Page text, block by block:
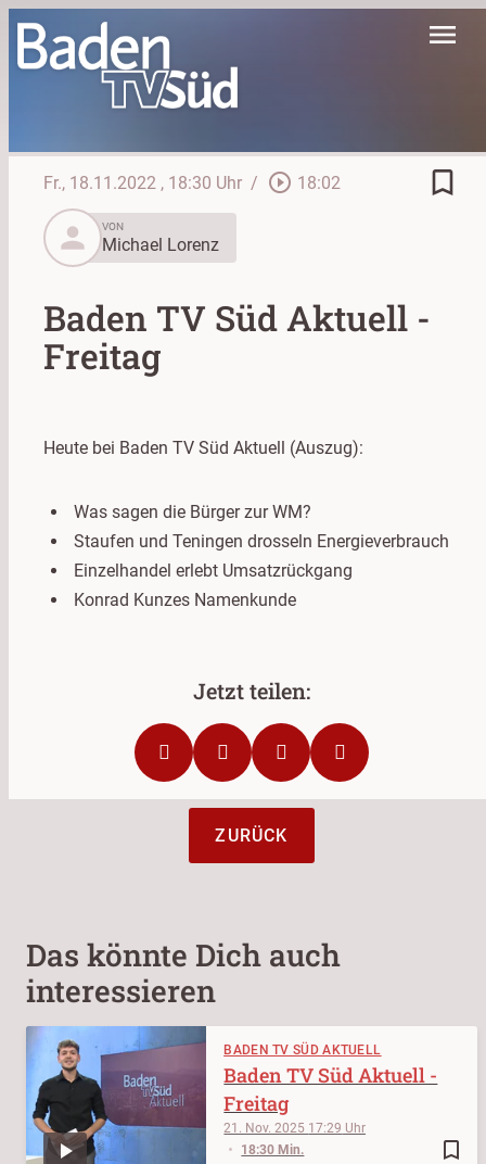
menu
Fr., 18.11.2022 , 18:30 Uhr / play_circle_outline 18:02
bookmark_border
person
VON
Michael Lorenz
Baden TV Süd Aktuell -
Freitag
Heute bei Baden TV Süd Aktuell (Auszug):
Was sagen die Bürger zur WM?
Staufen und Teningen drosseln Energieverbrauch
Einzelhandel erlebt Umsatzrückgang
Konrad Kunzes Namenkunde
ZURÜCK
Das könnte Dich auch
interessieren
BADEN TV SÜD AKTUELL
bookmark_border
21. Nov. 2025 17:29
18:30 Min.
Baden TV Süd Aktuell -
Freitag